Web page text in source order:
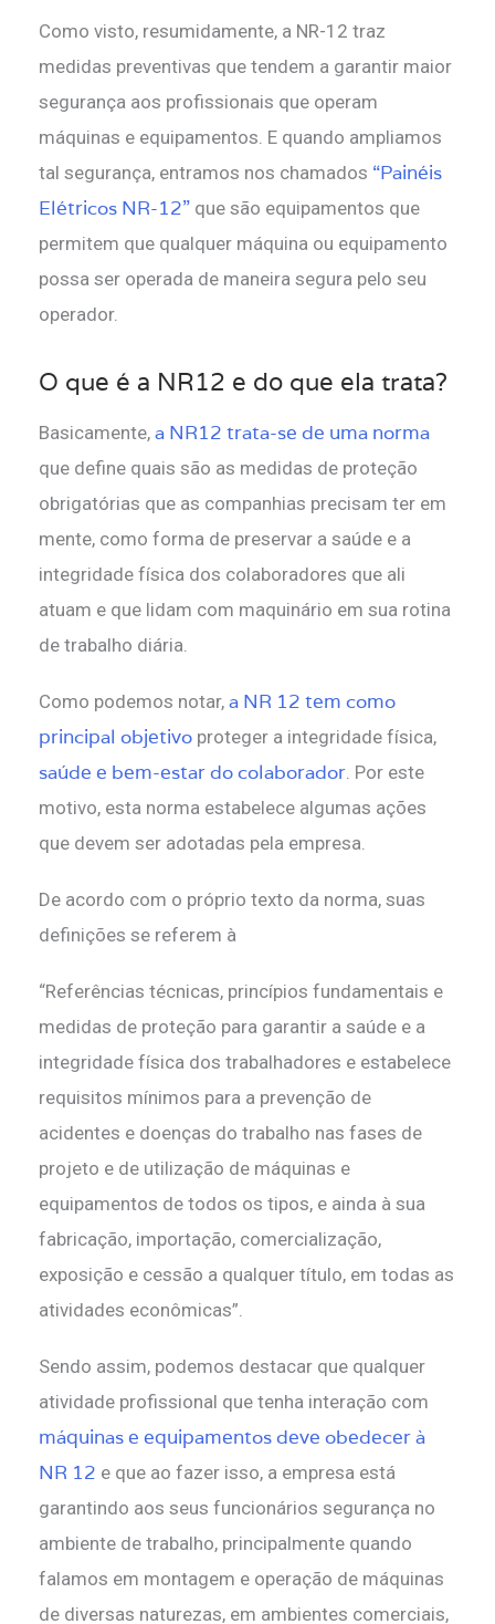
Como visto, resumidamente, a NR-12 traz
medidas preventivas que tendem a garantir maior
segurança aos profissionais que operam
máquinas e equipamentos. E quando ampliamos
tal segurança, entramos nos chamados “Painéis
Elétricos NR-12” que são equipamentos que
permitem que qualquer máquina ou equipamento
possa ser operada de maneira segura pelo seu
operador.
O que é a NR12 e do que ela trata?
Basicamente, a NR12 trata-se de uma norma
que define quais são as medidas de proteção
obrigatórias que as companhias precisam ter em
mente, como forma de preservar a saúde e a
integridade física dos colaboradores que ali
atuam e que lidam com maquinário em sua rotina
de trabalho diária.
Como podemos notar, a NR 12 tem como
principal objetivo proteger a integridade física,
saúde e bem-estar do colaborador. Por este
motivo, esta norma estabelece algumas ações
que devem ser adotadas pela empresa.
De acordo com o próprio texto da norma, suas
definições se referem à
“Referências técnicas, princípios fundamentais e
medidas de proteção para garantir a saúde e a
integridade física dos trabalhadores e estabelece
requisitos mínimos para a prevenção de
acidentes e doenças do trabalho nas fases de
projeto e de utilização de máquinas e
equipamentos de todos os tipos, e ainda à sua
fabricação, importação, comercialização,
exposição e cessão a qualquer título, em todas as
atividades econômicas”.
Sendo assim, podemos destacar que qualquer
atividade profissional que tenha interação com
máquinas e equipamentos deve obedecer à
NR 12 e que ao fazer isso, a empresa está
garantindo aos seus funcionários segurança no
ambiente de trabalho, principalmente quando
falamos em montagem e operação de máquinas
de diversas naturezas, em ambientes comerciais,